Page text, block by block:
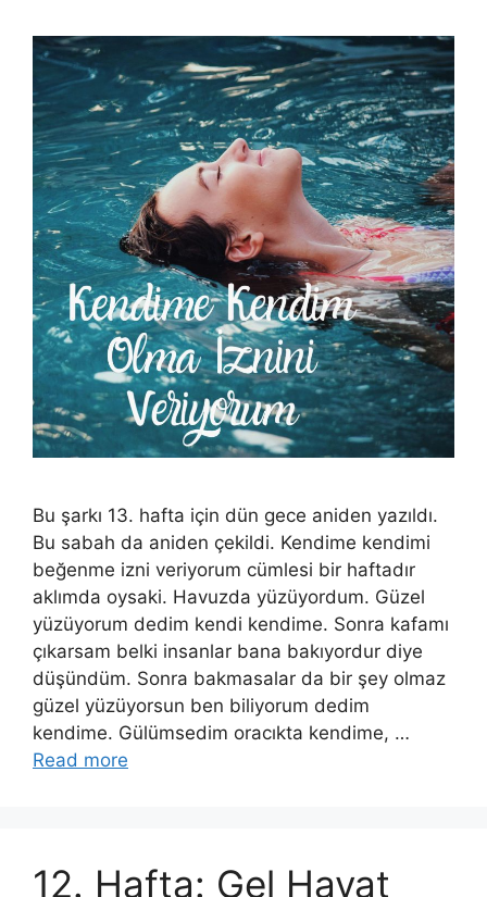
Bu şarkı 13. hafta için dün gece aniden yazıldı.
Bu sabah da aniden çekildi. Kendime kendimi
beğenme izni veriyorum cümlesi bir haftadır
aklımda oysaki. Havuzda yüzüyordum. Güzel
yüzüyorum dedim kendi kendime. Sonra kafamı
çıkarsam belki insanlar bana bakıyordur diye
düşündüm. Sonra bakmasalar da bir şey olmaz
güzel yüzüyorsun ben biliyorum dedim
kendime. Gülümsedim oracıkta kendime, …
Read more
12. Hafta: Gel Hayat